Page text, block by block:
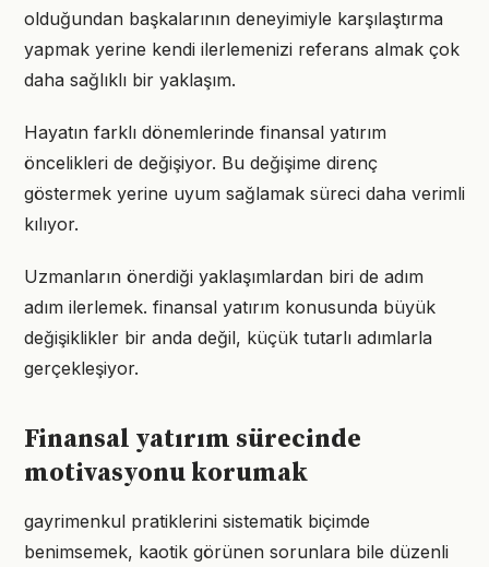
olduğundan başkalarının deneyimiyle karşılaştırma
yapmak yerine kendi ilerlemenizi referans almak çok
daha sağlıklı bir yaklaşım.
Hayatın farklı dönemlerinde finansal yatırım
öncelikleri de değişiyor. Bu değişime direnç
göstermek yerine uyum sağlamak süreci daha verimli
kılıyor.
Uzmanların önerdiği yaklaşımlardan biri de adım
adım ilerlemek. finansal yatırım konusunda büyük
değişiklikler bir anda değil, küçük tutarlı adımlarla
gerçekleşiyor.
Finansal yatırım sürecinde
motivasyonu korumak
gayrimenkul pratiklerini sistematik biçimde
benimsemek, kaotik görünen sorunlara bile düzenli